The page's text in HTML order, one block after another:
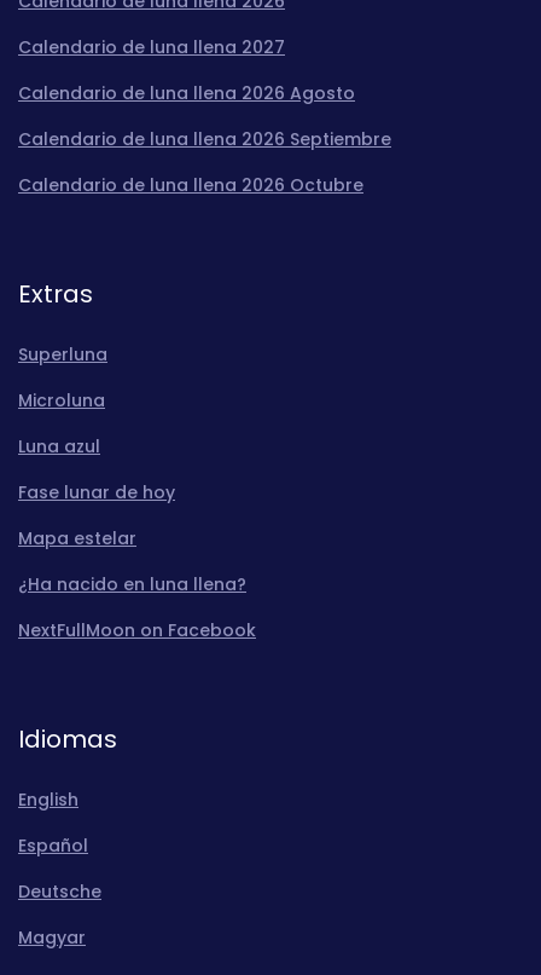
Calendario de luna llena 2027
Calendario de luna llena 2026 Agosto
Calendario de luna llena 2026 Septiembre
Calendario de luna llena 2026 Octubre
Extras
Superluna
Microluna
Luna azul
Fase lunar de hoy
Mapa estelar
¿Ha nacido en luna llena?
NextFullMoon on Facebook
Idiomas
English
Español
Deutsche
Magyar